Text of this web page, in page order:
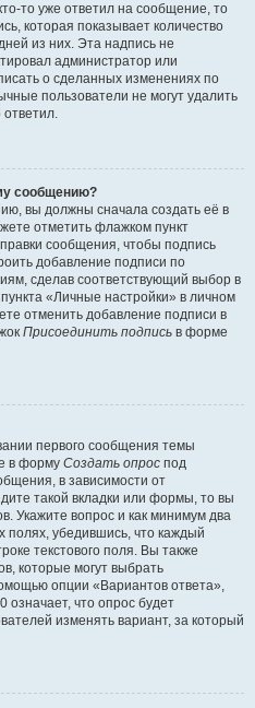
то уже ответил на сообщение, то
которая показывает количество
из них. Эта надпись не
администратор или
о сделанных изменениях по
пользователи не могут удалить
ответил.
сообщению?
вы должны сначала создать её в
отметить флажком пункт
сообщения, чтобы подпись
добавление подписи по
сделав соответствующий выбор в
«Личные настройки» в личном
отменить добавление подписи в
Присоединить подпись в форме
первого сообщения темы
в форму Создать опрос под
в зависимости от
такой вкладки или формы, то вы
Укажите вопрос и как минимум два
полях, убедившись, что каждый
текстового поля. Вы также
которые могут выбрать
опции «Вариантов ответа»,
означает, что опрос будет
изменять вариант, за который